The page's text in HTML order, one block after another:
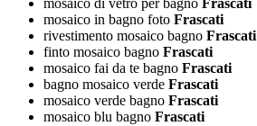
mosaico di vetro per bagno Frascati
mosaico in bagno foto Frascati
rivestimento mosaico bagno Frascati
finto mosaico bagno Frascati
mosaico fai da te bagno Frascati
bagno mosaico verde Frascati
mosaico verde bagno Frascati
mosaico blu bagno Frascati